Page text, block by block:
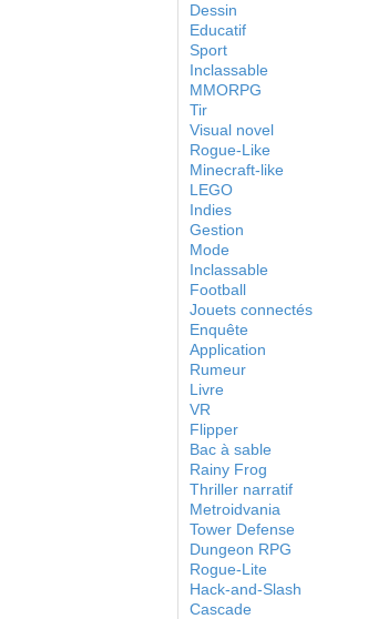
Dessin
Educatif
Sport
Inclassable
MMORPG
Tir
Visual novel
Rogue-Like
Minecraft-like
LEGO
Indies
Gestion
Mode
Inclassable
Football
Jouets connectés
Enquête
Application
Rumeur
Livre
VR
Flipper
Bac à sable
Rainy Frog
Thriller narratif
Metroidvania
Tower Defense
Dungeon RPG
Rogue-Lite
Hack-and-Slash
Cascade